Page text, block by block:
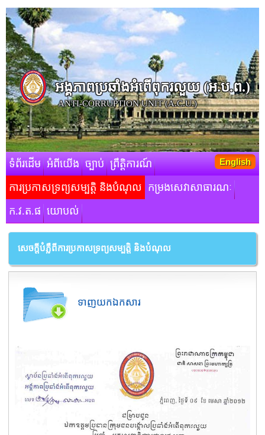
អង្គភាពប្រឆាំងអំពើពុករលួយ​ (អ.ប.ព.)
ANTI-CORRUPTION UNIT (A.C.U.)
ទំព័រដើម អំពីយើង ច្បាប់ ព្រឹត្តិការណ៍
ការប្រកាសទ្រព្យសម្បត្តិ និងបំណុល កម្រងសេវាសាធារណៈ
ក.វ.ត.ផ យោបល់
English
សេចក្តីបំភ្លឺពីការប្រកាសទ្រព្យសម្បត្តិ និងបំណុល
ទាញយកឯកសារ